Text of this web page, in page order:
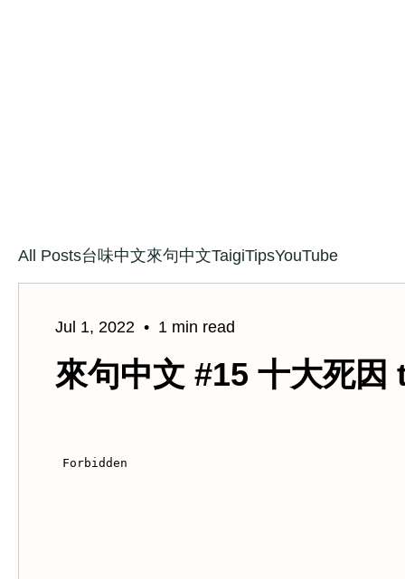
All Posts台味中文來句中文TaigiTipsYouTube
Jul 1, 2022 1 min read
來句中文 #15 十大死